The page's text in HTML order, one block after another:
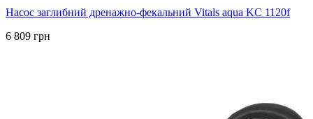
Насос заглибний дренажно-фекальний Vitals aqua KC 1120f
6 809 грн